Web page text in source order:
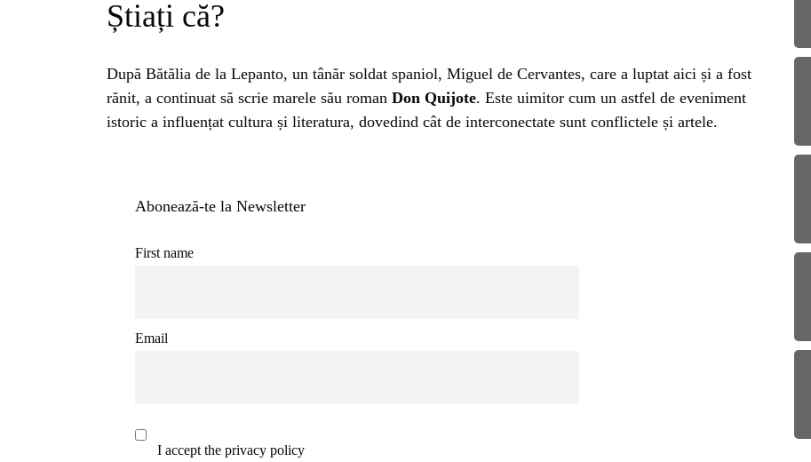
Știați că?
După Bătălia de la Lepanto, un tânăr soldat spaniol, Miguel de Cervantes, care a luptat aici și a fost
rănit, a continuat să scrie marele său roman Don Quijote. Este uimitor cum un astfel de eveniment
istoric a influențat cultura și literatura, dovedind cât de interconectate sunt conflictele și artele.
Abonează-te la Newsletter
First name
Email
I accept the privacy policy
INSTALEAZA
APLICATIA